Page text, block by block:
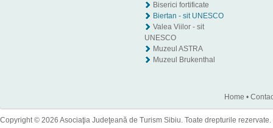
Biserici fortificate
Biertan - sit UNESCO
Valea Viilor - sit
UNESCO
Muzeul ASTRA
Muzeul Brukenthal
Home •
Copyright © 2026 Asociaţia Judeţeană de Turism Sibiu. Toate drepturile rezervate.